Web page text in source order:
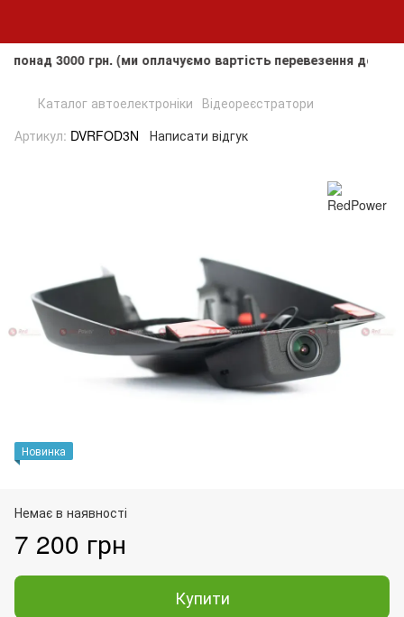
грн. (ми оплачуємо вартість перевезення до
Каталог автоелектроніки Відеореєстратори
Артикул: DVRFOD3N Написати відгук
Новинка
Немає в наявності
7 200 грн
Купити